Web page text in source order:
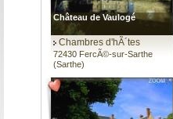
Château de Vaulogé
Chambres d'hÃ´tes
72430 FercÃ©-sur-Sarthe
(Sarthe)